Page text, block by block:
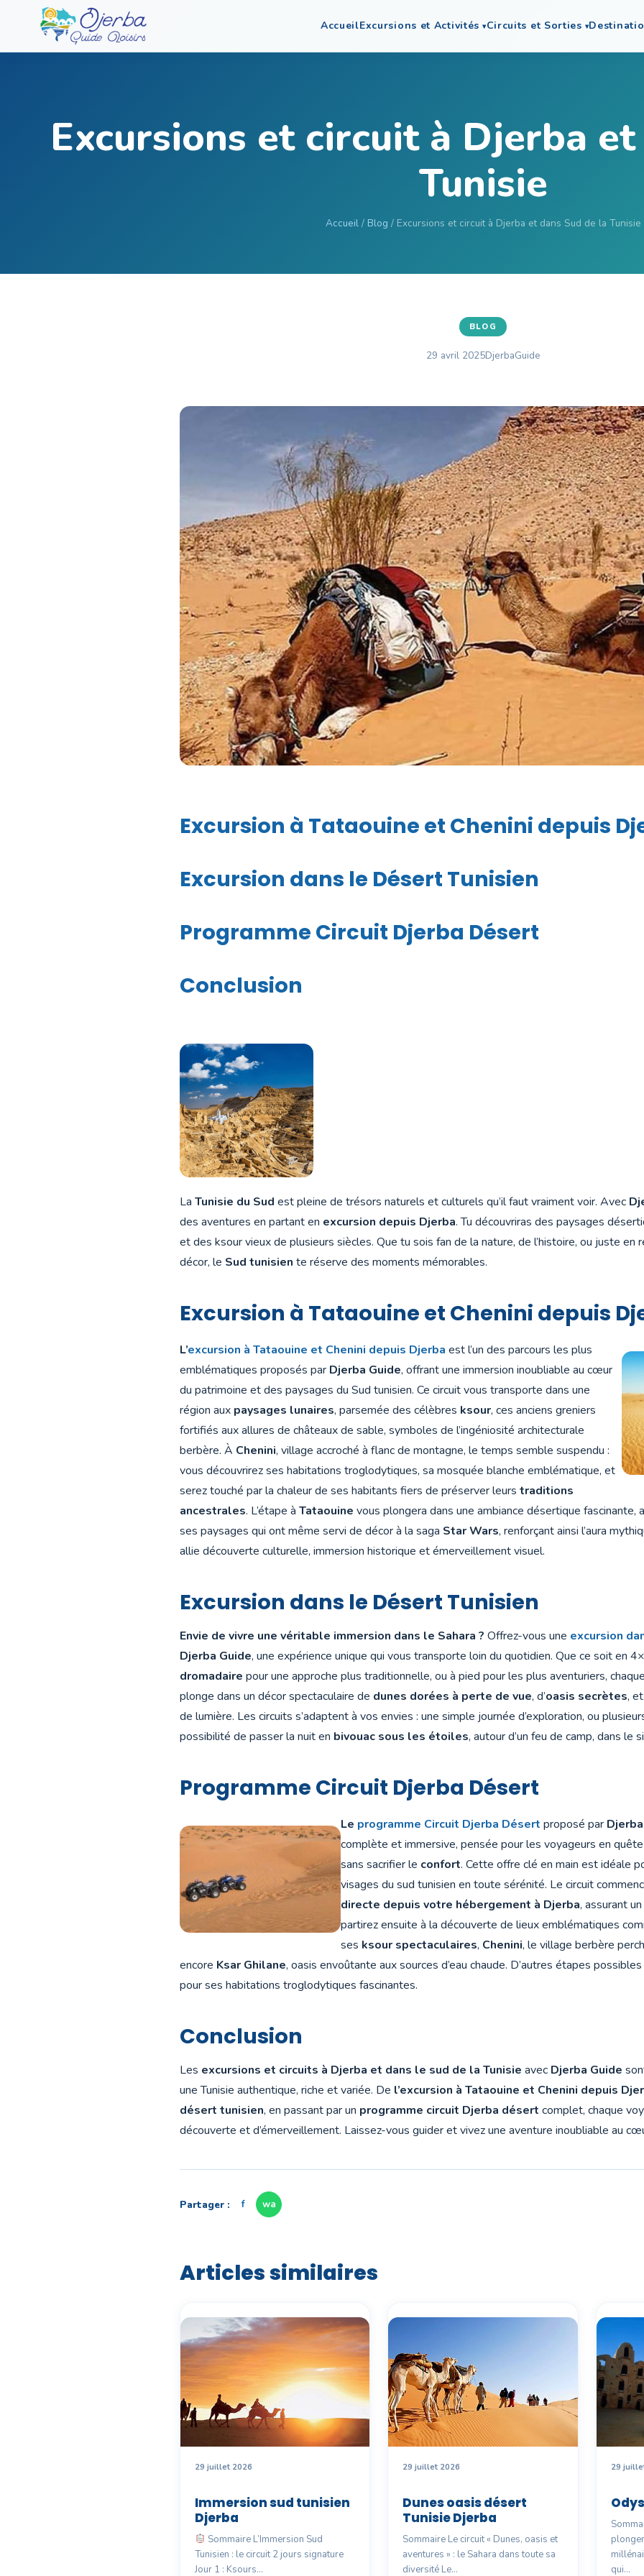
AccueilExcursions et Activités Circuits et Sorties
Excursions et circuit à Djerba
Tunisie
Accueil/ Blog / Excursions et circuit à Djerba et dans Sud de la Tunisie
BLOG
29 avril 2025DjerbaGuide
Excursion à Tataouine et Chenini depuis
Excursion dans le Désert Tunisien
Programme Circuit Djerba Désert
Conclusion
La Tunisie du Sud est pleine de trésors naturels et culturels qu’il faut vraiment voir. Avec
des aventures en partant en excursion depuis Djerba. Tu découvriras des paysages
et des ksour vieux de plusieurs siècles. Que tu sois fan de la nature, de l’histoire, ou juste en
décor, le Sud tunisien te réserve des moments mémorables.
Excursion à Tataouine et Chenini depuis
L’excursion à Tataouine et Chenini depuis Djerba est l’un des parcours les plus
emblématiques proposés par Djerba Guide, offrant une immersion inoubliable au cœur
du patrimoine et des paysages du Sud tunisien. Ce circuit vous transporte dans une
région aux paysages lunaires, parsemée des célèbres ksour, ces anciens greniers
fortifiés aux allures de châteaux de sable, symboles de l’ingéniosité architecturale
berbère. À Chenini, village accroché à flanc de montagne, le temps semble suspendu :
vous découvrirez ses habitations troglodytiques, sa mosquée blanche emblématique, et
serez touché par la chaleur de ses habitants fiers de préserver leurs traditions
ancestrales. L’étape à Tataouine vous plongera dans une ambiance désertique fascinante,
ses paysages qui ont même servi de décor à la saga Star Wars, renforçant ainsi l’aura
allie découverte culturelle, immersion historique et émerveillement visuel.
Excursion dans le Désert Tunisien
Envie de vivre une véritable immersion dans le Sahara ? Offrez-vous une excursion
Djerba Guide, une expérience unique qui vous transporte loin du quotidien. Que ce soit en
dromadaire pour une approche plus traditionnelle, ou à pied pour les plus aventuriers,
plonge dans un décor spectaculaire de dunes dorées à perte de vue, d’oasis secrètes,
de lumière. Les circuits s’adaptent à vos envies : une simple journée d’exploration, ou
possibilité de passer la nuit en bivouac sous les étoiles, autour d’un feu de camp, dans le
Programme Circuit Djerba Désert
Le programme Circuit Djerba Désert proposé par
complète et immersive, pensée pour les voyageurs en quête
sans sacrifier le confort. Cette offre clé en main est idéale
visages du sud tunisien en toute sérénité. Le circuit
directe depuis votre hébergement à Djerba, assurant
partirez ensuite à la découverte de lieux emblématiques
ses ksour spectaculaires, Chenini, le village berbère
encore Ksar Ghilane, oasis envoûtante aux sources d’eau chaude. D’autres étapes
pour ses habitations troglodytiques fascinantes.
Conclusion
Les excursions et circuits à Djerba et dans le sud de la Tunisie avec Djerba Guide
une Tunisie authentique, riche et variée. De l’excursion à Tataouine et Chenini depuis
désert tunisien, en passant par un programme circuit Djerba désert complet, chaque
découverte et d’émerveillement. Laissez-vous guider et vivez une aventure inoubliable au
Partager : f wa
Articles similaires
29 juillet 2026
Immersion sud tunisien
Djerba
Sommaire L’Immersion Sud
Tunisien : le circuit 2 jours signature
Jour 1 : Ksours…
29 juillet 2026
Dunes oasis désert
Tunisie Djerba
Sommaire Le circuit « Dunes, oasis et
aventures » : le Sahara dans toute sa
diversité Le…
29
qui…